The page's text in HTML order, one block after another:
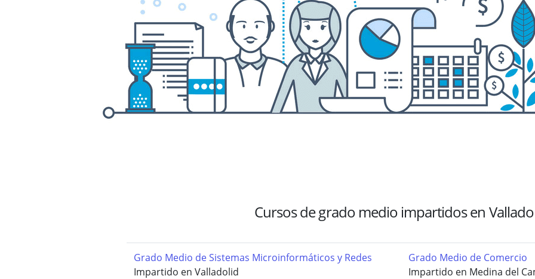
Cursos de grado medio impartidos en
Grado Medio de Sistemas Microinformáticos y Redes
Impartido en Valladolid
Grado Medio de Comercio
Impartido en Medina del